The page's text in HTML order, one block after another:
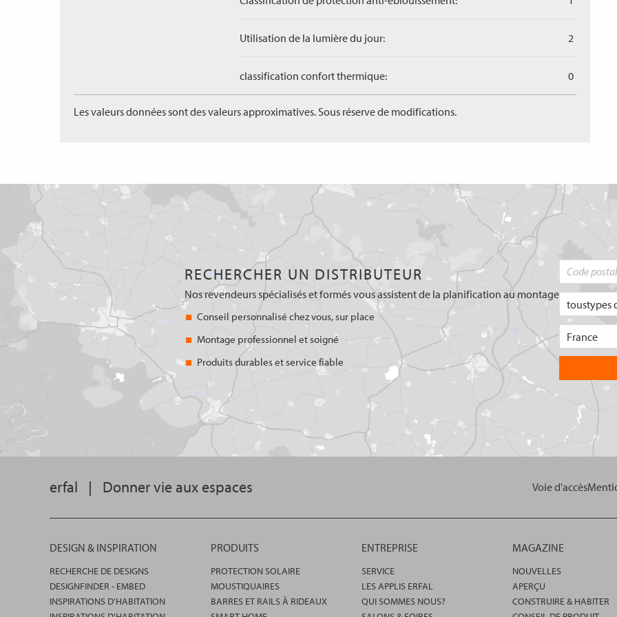
Utilisation de la lumière du jour: 2
classification confort thermique: 0
Les valeurs données sont des valeurs approximatives. Sous réserve de modifications.
RECHERCHER UN DISTRIBUTEUR
Nos revendeurs spécialisés et formés vous assistent de la planification au montage
Conseil personnalisé chez vous, sur place
Montage professionnel et soigné
Produits durables et service fiable
erfal | Donner vie aux espaces Voie d'accès
DESIGN & INSPIRATION
RECHERCHE DE DESIGNS
DESIGNFINDER - EMBED
INSPIRATIONS D'HABITATION
PRODUITS
PROTECTION SOLAIRE
MOUSTIQUAIRES
BARRES ET RAILS À RIDEAUX
ENTREPRISE
SERVICE
LES APPLIS ERFAL
QUI SOMMES NOUS?
MAGAZINE
NOUVELLES
APERÇU
CONSTRUIRE & HABITER